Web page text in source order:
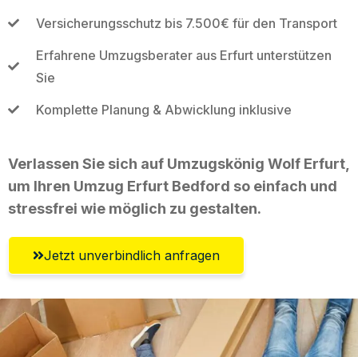
Versicherungsschutz bis 7.500€ für den Transport
Erfahrene Umzugsberater aus Erfurt unterstützen
Sie
Komplette Planung & Abwicklung inklusive
Verlassen Sie sich auf Umzugskönig Wolf Erfurt,
um Ihren Umzug Erfurt Bedford so einfach und
stressfrei wie möglich zu gestalten.
Jetzt unverbindlich anfragen